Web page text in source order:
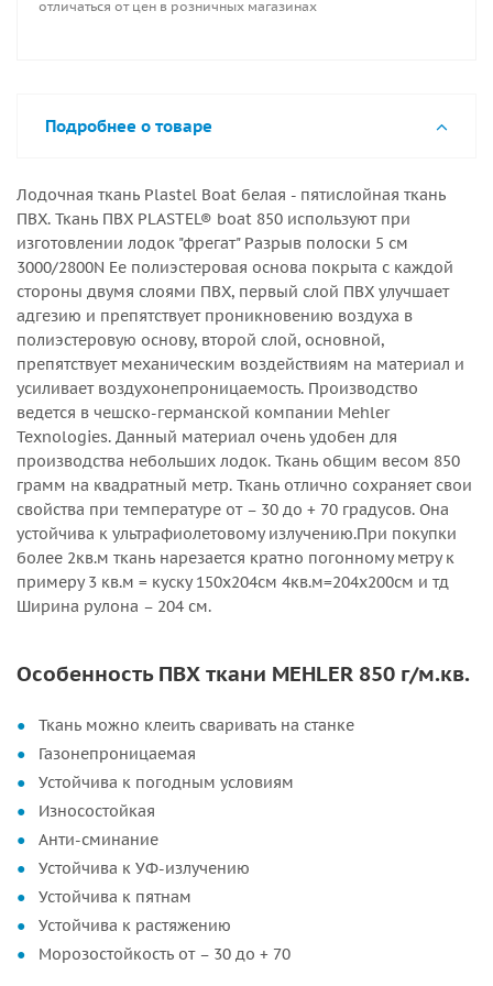
отличаться от цен в розничных магазинах
Подробнее о товаре
Лодочная ткань Plastel Boat белая - пятислойная ткань
ПВХ. Ткань ПВХ PLASTEL® boat 850 используют при
изготовлении лодок "фрегат" Разрыв полоски 5 см
3000/2800N Ее полиэстеровая основа покрыта с каждой
стороны двумя слоями ПВХ, первый слой ПВХ улучшает
адгезию и препятствует проникновению воздуха в
полиэстеровую основу, второй слой, основной,
препятствует механическим воздействиям на материал и
усиливает воздухонепроницаемость. Производство
ведется в чешско-германской компании Mehler
Texnologies. Данный материал очень удобен для
производства небольших лодок. Ткань общим весом 850
грамм на квадратный метр. Ткань отлично сохраняет свои
свойства при температуре от – 30 до + 70 градусов. Она
устойчива к ультрафиолетовому излучению.При покупки
более 2кв.м ткань нарезается кратно погонному метру к
примеру 3 кв.м = куску 150х204см 4кв.м=204х200см и тд
Ширина рулона – 204 см.
Особенность ПВХ ткани MEHLER 850 г/м.кв.
Ткань можно клеить сваривать на станке
Газонепроницаемая
Устойчива к погодным условиям
Износостойкая
Анти-сминание
Устойчива к УФ-излучению
Устойчива к пятнам
Устойчива к растяжению
Морозостойкость от – 30 до + 70